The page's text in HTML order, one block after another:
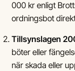
000 kr enligt
ordningsbot
Tillsynslagen
böter eller
när skada eller